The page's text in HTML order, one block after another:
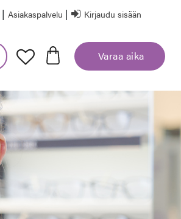
| Asiakaspalvelu | Kirjaudu sisään
Varaa aika